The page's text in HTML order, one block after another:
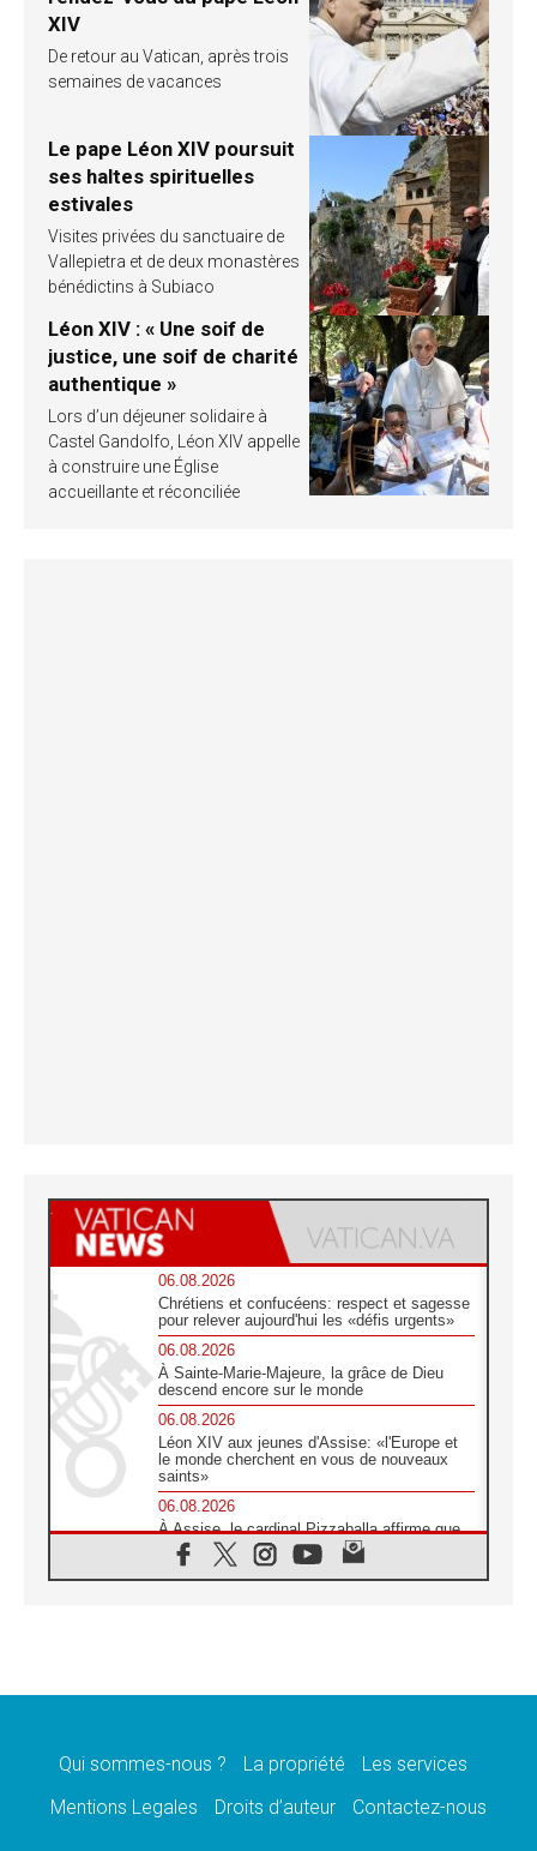
XIV
De retour au Vatican, après trois
semaines de vacances
Le pape Léon XIV poursuit
ses haltes spirituelles
estivales
Visites privées du sanctuaire de
Vallepietra et de deux monastères
bénédictins à Subiaco
Léon XIV : « Une soif de
justice, une soif de charité
authentique »
Lors d’un déjeuner solidaire à
Castel Gandolfo, Léon XIV appelle
à construire une Église
accueillante et réconciliée
06.08.2026
Chrétiens et confucéens: respect et sagesse
pour relever aujourd'hui les «défis urgents»
06.08.2026
À Sainte-Marie-Majeure, la grâce de Dieu
descend encore sur le monde
06.08.2026
Léon XIV aux jeunes d'Assise: «l'Europe et
le monde cherchent en vous de nouveaux
saints»
06.08.2026
À Assise, le cardinal Pizzaballa affirme que
«les chrétiens veulent la paix»
06.08.2026
message de paix et de dignité humaine»
«La visite du Pape en Uruguay renforcera
Qui sommes-nous ? La propriété
Les services
Mentions Legales
Droits d’auteur Contactez-nous